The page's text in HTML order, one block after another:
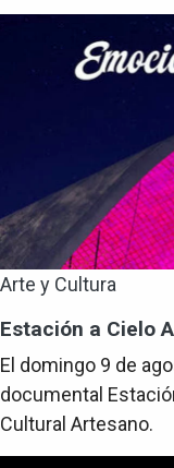
Arte y Cultura
Estación a Cielo
El domingo 9 de
documental
Cultural Artesano.